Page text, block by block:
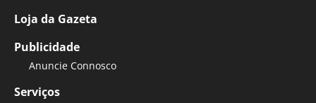
Loja da Gazeta
Publicidade
Anuncie Connosco
Serviços